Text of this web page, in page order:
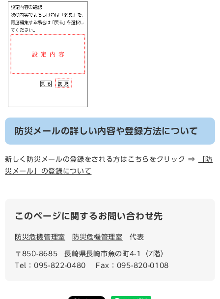
防災メールの詳しい内容や登録方法について
新しく防災メールの登録をされる方はこちらをクリック ⇒
「防
災メール」の登録について
このページに関するお問い合わせ先
防災危機管理室 防災危機管理室 代表
〒850-8685
長崎県長崎市魚の町4-1（7階）
Tel：095-822-0480
Fax：095-820-0108